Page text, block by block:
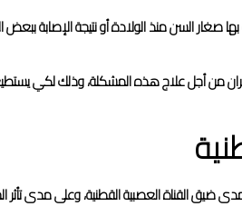
صغار السن منذ الولادة أو نتيجة الإصابة
من أجل علاج هذه المشكلة، وذلك لكي
القناة العصبية القطنية، وعلى مدى تأثر